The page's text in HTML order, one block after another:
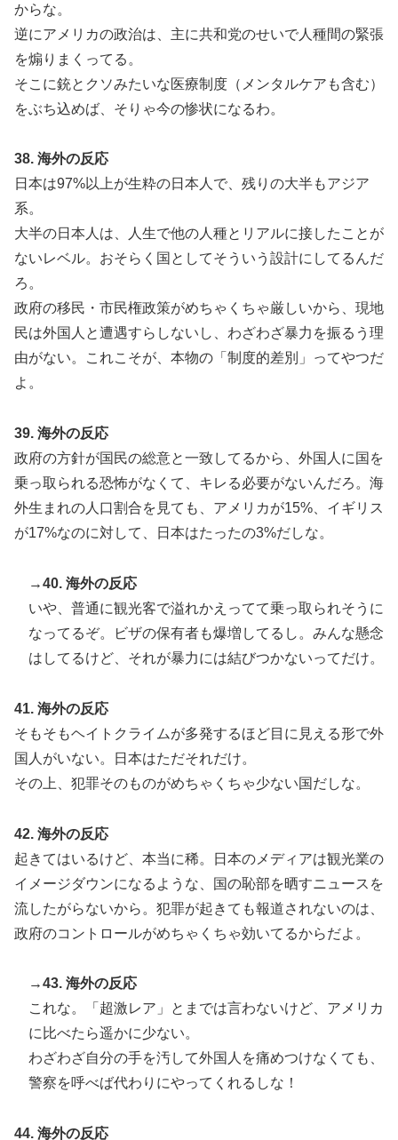
からな。
逆にアメリカの政治は、主に共和党のせいで人種間の緊張
を煽りまくってる。
そこに銃とクソみたいな医療制度（メンタルケアも含む）
をぶち込めば、そりゃ今の惨状になるわ。
38. 海外の反応
日本は97%以上が生粋の日本人で、残りの大半もアジア
系。
大半の日本人は、人生で他の人種とリアルに接したことが
ないレベル。おそらく国としてそういう設計にしてるんだ
ろ。
政府の移民・市民権政策がめちゃくちゃ厳しいから、現地
民は外国人と遭遇すらしないし、わざわざ暴力を振るう理
由がない。これこそが、本物の「制度的差別」ってやつだ
よ。
39. 海外の反応
政府の方針が国民の総意と一致してるから、外国人に国を
乗っ取られる恐怖がなくて、キレる必要がないんだろ。海
外生まれの人口割合を見ても、アメリカが15%、イギリス
が17%なのに対して、日本はたったの3%だしな。
→40. 海外の反応
いや、普通に観光客で溢れかえってて乗っ取られそうに
なってるぞ。ビザの保有者も爆増してるし。みんな懸念
はしてるけど、それが暴力には結びつかないってだけ。
41. 海外の反応
そもそもヘイトクライムが多発するほど目に見える形で外
国人がいない。日本はただそれだけ。
その上、犯罪そのものがめちゃくちゃ少ない国だしな。
42. 海外の反応
起きてはいるけど、本当に稀。日本のメディアは観光業の
イメージダウンになるような、国の恥部を晒すニュースを
流したがらないから。犯罪が起きても報道されないのは、
政府のコントロールがめちゃくちゃ効いてるからだよ。
→43. 海外の反応
これな。「超激レア」とまでは言わないけど、アメリカ
に比べたら遥かに少ない。
わざわざ自分の手を汚して外国人を痛めつけなくても、
警察を呼べば代わりにやってくれるしな！
44. 海外の反応